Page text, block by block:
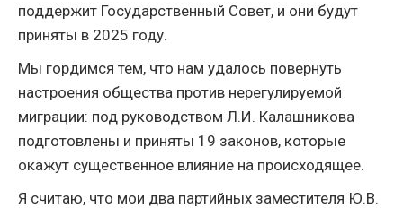
поддержит Государственный Совет, и они будут
приняты в 2025 году.
Мы гордимся тем, что нам удалось повернуть
настроения общества против нерегулируемой
миграции: под руководством Л.И. Калашникова
подготовлены и приняты 19 законов, которые
окажут существенное влияние на происходящее.
Я считаю, что мои два партийных заместителя Ю.В.